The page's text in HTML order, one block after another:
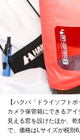
【ハクバ「ドライソフト
カメラ保管箱にできるア
見える窓を設けたほか、
で、価格はLサイズが税別